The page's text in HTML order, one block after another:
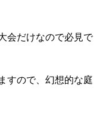
会だけなので必見で
すので、幻想的な庭